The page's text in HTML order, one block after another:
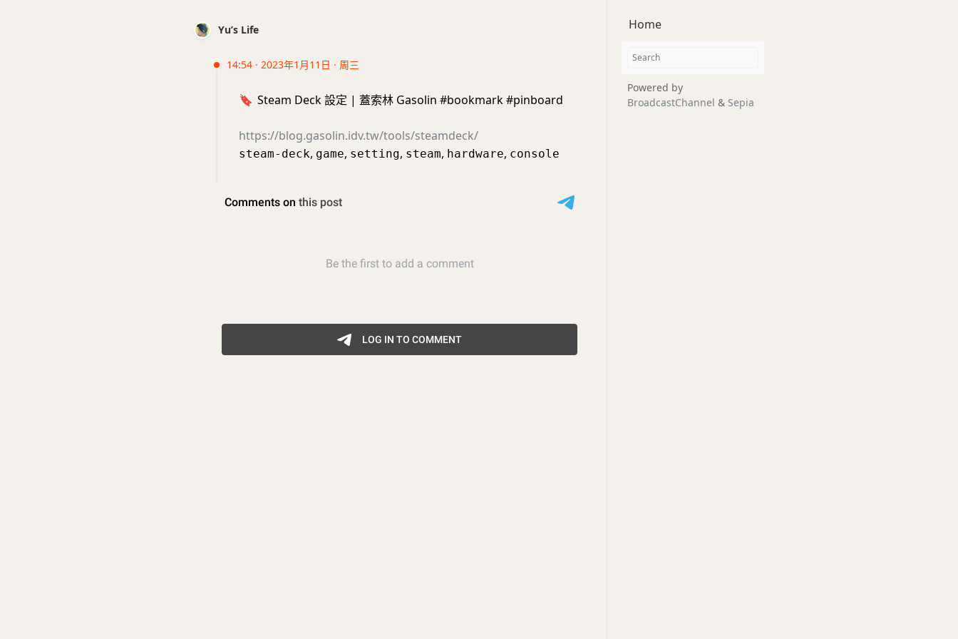
Yu’s Life
14:54 · 2023年1月11日 · 周三
🔖 Steam Deck 設定 | 蓋索林 Gasolin #bookmark #pinboard
https://blog.gasolin.idv.tw/tools/steamdeck/
steam-deck, game, setting, steam, hardware, console
Home
Powered by
BroadcastChannel & Sepia